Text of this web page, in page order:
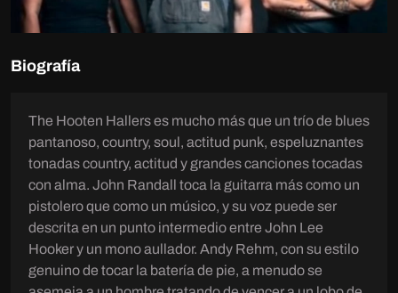
Biografía
The Hooten Hallers es mucho más que un trío de blues
pantanoso, country, soul, actitud punk, espeluznantes
tonadas country, actitud y grandes canciones tocadas
con alma. John Randall toca la guitarra más como un
pistolero que como un músico, y su voz puede ser
descrita en un punto intermedio entre John Lee
Hooker y un mono aullador. Andy Rehm, con su estilo
genuino de tocar la batería de pie, a menudo se